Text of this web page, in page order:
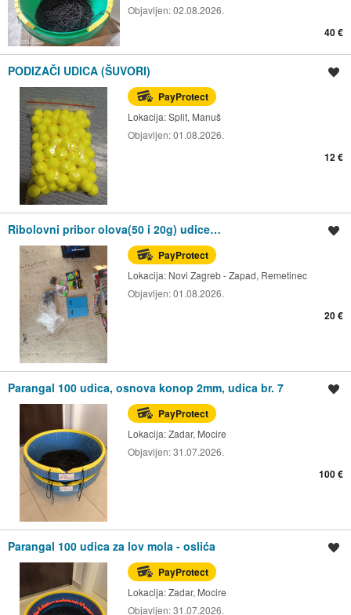
Objavljen:02.08.2026.
40 €
PODIZAČI UDICA (ŠUVORI)
PayProtect
Lokacija:Split, Manuš
Objavljen:01.08.2026.
12 €
Ribolovni pribor olova(50 i 20g) udice…
PayProtect
Lokacija: Novi Zagreb - Zapad, Remetinec
Objavljen:01.08.2026.
20 €
Parangal 100 udica, osnova konop 2mm, udica br. 7
PayProtect
Lokacija:Zadar, Mocire
Objavljen:31.07.2026.
100 €
Parangal 100 udica za lov mola - oslića
PayProtect
Lokacija:Zadar, Mocire
Objavljen:31.07.2026.